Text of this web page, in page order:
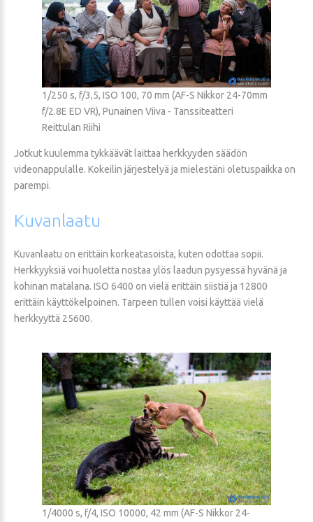
1/250 s, f/3,5, ISO 100, 70 mm (AF-S Nikkor 24-70mm
f/2.8E ED VR), Punainen Viiva - Tanssiteatteri
Reittulan Riihi
Jotkut kuulemma tykkäävät laittaa herkkyyden säädön
videonappulalle. Kokeilin järjestelyä ja mielestäni oletuspaikka on
parempi.
Kuvanlaatu
Kuvanlaatu on erittäin korkeatasoista, kuten odottaa sopii.
Herkkyyksiä voi huoletta nostaa ylös laadun pysyessä hyvänä ja
kohinan matalana. ISO 6400 on vielä erittäin siistiä ja 12800
erittäin käyttökelpoinen. Tarpeen tullen voisi käyttää vielä
herkkyyttä 25600.
1/4000 s, f/4, ISO 10000, 42 mm (AF-S Nikkor 24-